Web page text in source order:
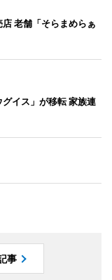
老舗「そらまめらぁ
イス」が移転 家族連
事